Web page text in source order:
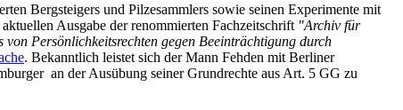
Bergsteigers und Pilzesammlers sowie seinen Experimente mit
Ausgabe der renommierten Fachzeitschrift "Archiv für
von Persönlichkeitsrechten gegen Beeinträchtigung durch
. Bekanntlich leistet sich der Mann Fehden mit Berliner
an der Ausübung seiner Grundrechte aus Art. 5 GG zu